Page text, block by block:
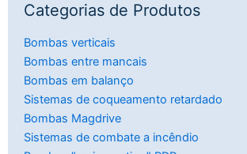
Categorias de Produtos
Bombas verticais
Bombas entre mancais
Bombas em balanço
Sistemas de coqueamento retardado
Bombas Magdrive
Sistemas de combate a incêndio